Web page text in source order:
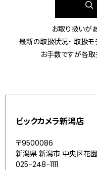
お取り扱いが
最新の取扱状況・ 取扱モ
お手数ですが各取
ビックカメラ新潟店
〒9500086
新潟県 新潟市 中央区花
025-248-1111